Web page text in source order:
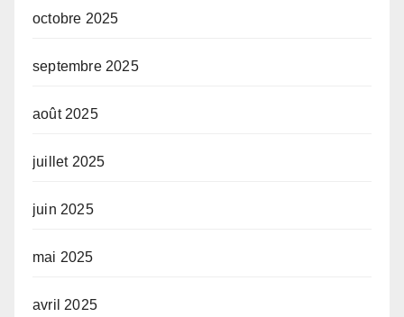
octobre 2025
septembre 2025
août 2025
juillet 2025
juin 2025
mai 2025
avril 2025